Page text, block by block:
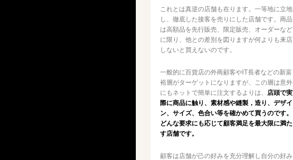
これとは真逆の店舗も在ります。一等地に立地
し、徹底した接客を売りにした店舗です。商品
は高額品を先行販売、限定販売、オーダーなど
に限り、他との差別を図りますが何よりも来店
しないと買えないのです。
一般的に百貨店の外商顧客やIT長者などの新富
裕層がターゲットになりますが、この層は意外
にもネットで簡単に注文するよりは、 店頭で実
際に商品に触り、素材感や縫製，造り、デザイ
ン、サイズ、色合い等を確かめて買うのです。
どんな要求にも応じて顧客満足を最大限に満た
す店舗です。
顧客は店舗が己の好みを充分理解し自分の好み